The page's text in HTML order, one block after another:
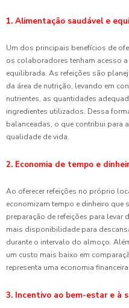
1. Alimentação saudável e
Um dos principais benefícios de
os colaboradores tenham acesso
equilibrada. As refeições são
da área de nutrição, levando em
nutrientes, as quantidades
ingredientes utilizados. Dessa
balanceadas, o que contribui para
qualidade de vida.
2. Economia de tempo e
Ao oferecer refeições no próprio
economizam tempo e dinheiro que
preparação de refeições para levar
mais disponibilidade para
durante o intervalo do almoço.
um custo mais baixo em
representa uma economia
3. Incentivo ao bem-estar e à